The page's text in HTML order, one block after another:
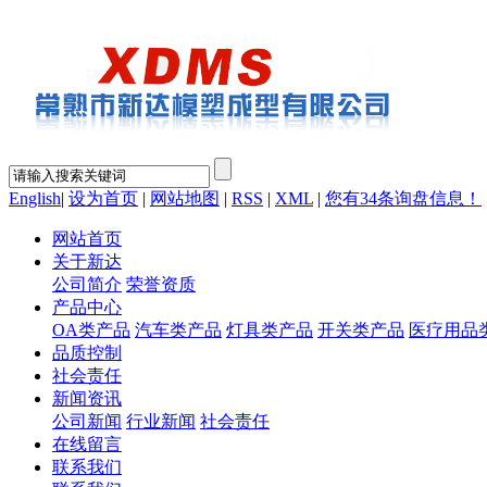
English| 设为首页 | 网站地图 | RSS | XML | 您有34条询盘信息！
网站首页
关于新达
公司简介 荣誉资质
产品中心
OA类产品 汽车类产品 灯具类产品 开关类产品 医疗用品
品质控制
社会责任
新闻资讯
公司新闻 行业新闻 社会责任
在线留言
联系我们